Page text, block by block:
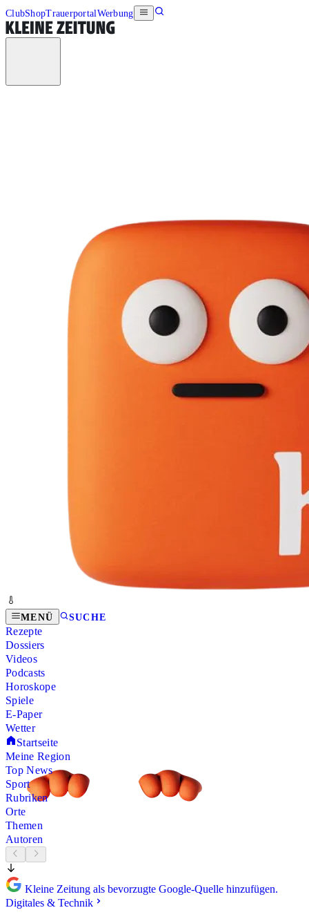
ClubShopTrauerportalWerbung
MENÜ SUCHE
Rezepte
Dossiers
Videos
Podcasts
Horoskope
Spiele
E-Paper
Wetter
Startseite
Meine Region
Top News
Sport
Rubriken
Orte
Themen
Autoren
Kleine Zeitung als bevorzugte Google-Quelle hinzufügen.
Digitales & Technik